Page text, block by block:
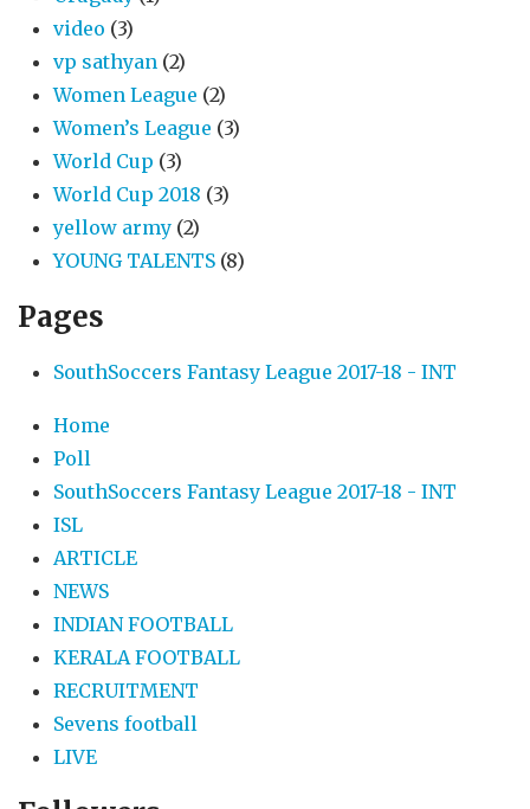
video (3)
vp sathyan (2)
Women League (2)
Women’s League (3)
World Cup (3)
World Cup 2018 (3)
yellow army (2)
YOUNG TALENTS (8)
Pages
SouthSoccers Fantasy League 2017-18 - INT
Home
Poll
SouthSoccers Fantasy League 2017-18 - INT
ISL
ARTICLE
NEWS
INDIAN FOOTBALL
KERALA FOOTBALL
RECRUITMENT
Sevens football
LIVE